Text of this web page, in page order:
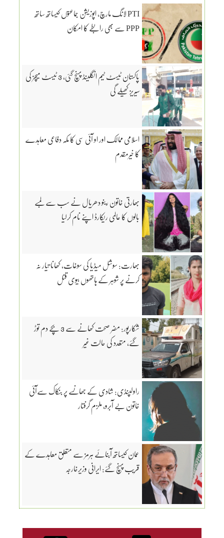
PTI لانگ مارچ، اپوزیشن جماعتوں کیساتھ ساتھ
PPP سے بھی رابطے کا امکان
پاکستان ٹیسٹ ٹیم انگلینڈ پہنچ گئی، 3 ٹیسٹ میچز کی
سیریز کھیلے گی
اسلامی ممالک اور او آئی سی کا مکہ دفاعی معاہدے
کا خیرمقدم
بھارتی خاتون رینو دھریال نے سب سے لمبے
بالوں کا عالمی ریکارڈ اپنے نام کرلیا
بھارت: سوشل میڈیا کی سوغات، کھانا تیار نہ
کرنے پر شوہر کے ہاتھوں بیوی قتل
شکارپور: مضر صحت کھانے سے 3 بچے دم توڑ
گئے، متعدد کی حالت غیر
راولپنڈی: شادی کے جھانسے پر بنکاک سےآئی
خاتون بے آبرو، ملزم گرفتار
عمان کیساتھ آبنائے ہرمز سے متعلق معاہدے کے
قریب پہنچ گئے: ایرانی وزیرخارجہ